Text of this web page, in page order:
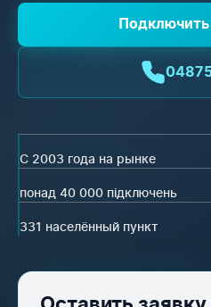
С 2003 года на рынке
понад 40 000 підключень
331 населённый пункт